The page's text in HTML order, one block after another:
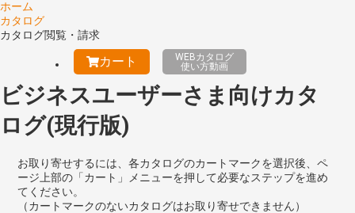
ホーム
カタログ
カタログ閲覧・請求
カート
WEBカタログ
使い方動画
ビジネスユーザーさま向けカタ
ログ(現行版)
お取り寄せするには、各カタログのカートマークを選択後、ペ
ージ上部の「カート」メニューを押して必要なステップを進め
てください。
（カートマークのないカタログはお取り寄せできません）